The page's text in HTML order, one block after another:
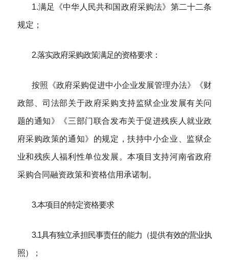
1.满足《中华人民共和国政府采购法》第二十二条
规定；
2.落实政府采购政策满足的资格要求：
按照《政府采购促进中小企业发展管理办法》《财
政部、司法部关于政府采购支持监狱企业发展有关问
题的通知》《三部门联合发布关于促进残疾人就业政
府采购政策的通知》的规定，扶持中小企业、监狱企
业和残疾人福利性单位发展。本项目支持河南省政府
采购合同融资政策和资格信用承诺制。
3.本项目的特定资格要求
3.1具有独立承担民事责任的能力（提供有效的营业执
照）；